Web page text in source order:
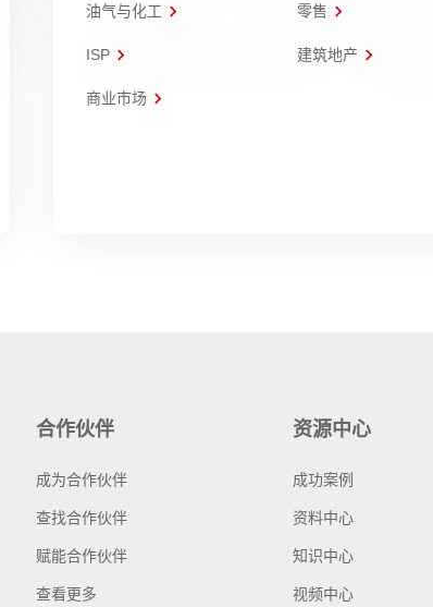
油气与化工 零售
ISP 建筑地产
商业市场
合作伙伴
成为合作伙伴
查找合作伙伴
赋能合作伙伴
查看更多
资源中心
成功案例
资料中心
知识中心
视频中心